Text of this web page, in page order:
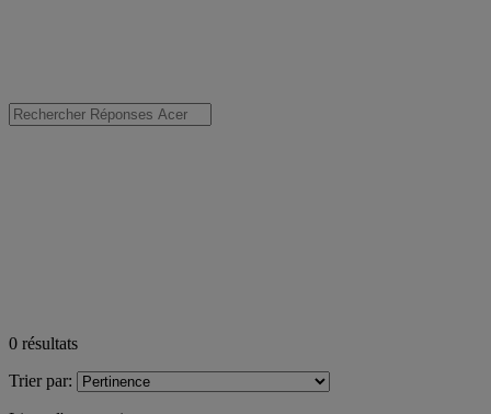
0 résultats
Trier par: